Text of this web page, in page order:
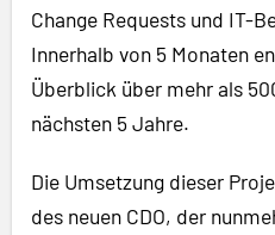
Change Requests und IT-
Innerhalb von 5 Monaten
Überblick über mehr als
nächsten 5 Jahre.
Die Umsetzung dieser
des neuen CDO, der